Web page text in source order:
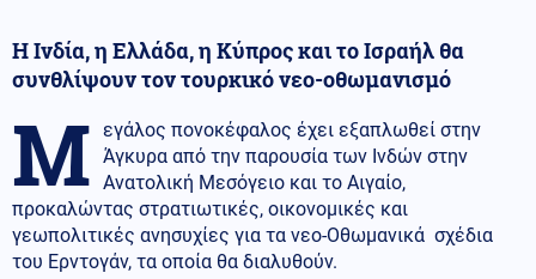
Η Ινδία, η Ελλάδα, η Κύπρος και το Ισραήλ θα
συνθλίψουν τον τουρκικό νεο-οθωμανισμό
Μ εγάλος πονοκέφαλος έχει εξαπλωθεί στην
Άγκυρα από την παρουσία των Ινδών στην
Ανατολική Μεσόγειο και το Αιγαίο,
προκαλώντας στρατιωτικές, οικονομικές και
γεωπολιτικές ανησυχίες για τα νεο-Οθωμανικά σχέδια
του Ερντογάν, τα οποία θα διαλυθούν.